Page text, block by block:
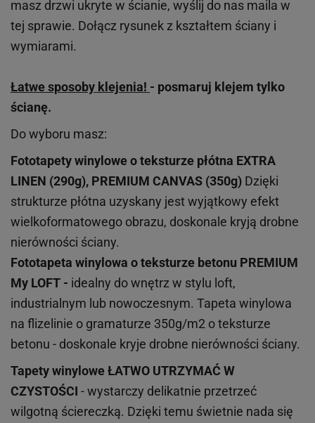
masz drzwi ukryte w ścianie, wyślij do nas maila w
tej sprawie. Dołącz rysunek z kształtem ściany i
wymiarami.
Łatwe sposoby klejenia! - posmaruj klejem tylko
ścianę.
Do wyboru masz:
Fototapety winylowe oteksturze płótna EXTRA
LINEN (290g), PREMIUM CANVAS (350g) Dzięki
strukturze płótna uzyskany jest wyjątkowy efekt
wielkoformatowego obrazu, doskonale kryją drobne
nierówności ściany.
Fototapeta winylowa oteksturze betonu PREMIUM
My LOFT - idealny do wnętrz w stylu loft,
industrialnym lub nowoczesnym. Tapeta winylowa
na flizelinie o gramaturze 350g/m2 o teksturze
betonu - doskonale kryje drobne nierówności ściany.
Tapety winyloweŁATWO UTRZYMAĆ W
CZYSTOŚCI - wystarczy delikatnie przetrzeć
wilgotną ściereczką. Dzięki temu świetnie nada się